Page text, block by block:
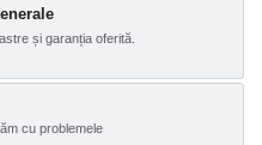
și garanția oferită.
cu problemele